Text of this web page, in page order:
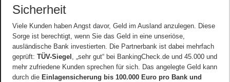
Sicherheit
Viele Kunden haben Angst davor, Geld im Ausland anzulegen. Diese
Sorge ist berechtigt, wenn Sie das Geld in eine unseriöse,
ausländische Bank investierten. Die Partnerbank ist dabei mehrfach
geprüft:TÜV-Siegel , „sehr gut“ bei BankingCheck.de und 45.000 und
mehr zufriedene Kunden sprechen für sich. Das angelegte Geld kann
durch die Einlagensicherung bis 100.000 Euro pro Bank und